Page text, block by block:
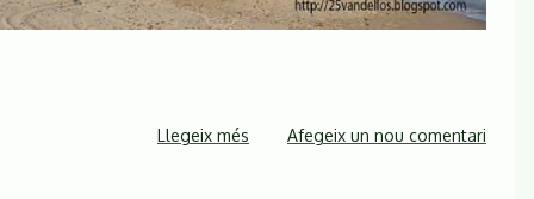
Llegeix més sobreAfegeix un nou comentari